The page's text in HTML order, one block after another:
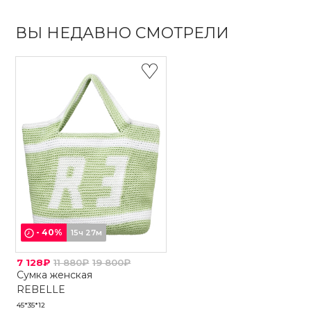
ВЫ НЕДАВНО СМОТРЕЛИ
-40% 15ч 27м
7 128₽ 11 880₽ 19 800₽
Сумка женская
REBELLE
45*35*12